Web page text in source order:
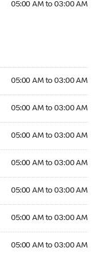
05:00 AM to 03:00 AM
05:00 AM to 03:00 AM
05:00 AM to 03:00 AM
05:00 AM to 03:00 AM
05:00 AM to 03:00 AM
05:00 AM to 03:00 AM
05:00 AM to 03:00 AM
05:00 AM to 03:00 AM